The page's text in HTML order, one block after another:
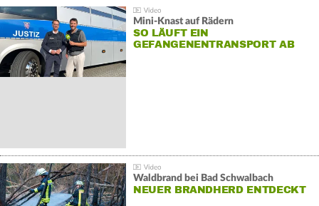
Mini-Knast auf Rädern
SO LÄUFT EIN
GEFANGENENTRANSPORT AB
Waldbrand bei Bad Schwalbach
NEUER BRANDHERD ENTDECKT